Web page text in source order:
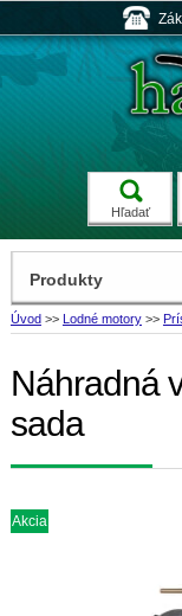
Hľadať
Úvod >> Lodné motory >>
Náhradná
sada
Akcia
Produkty